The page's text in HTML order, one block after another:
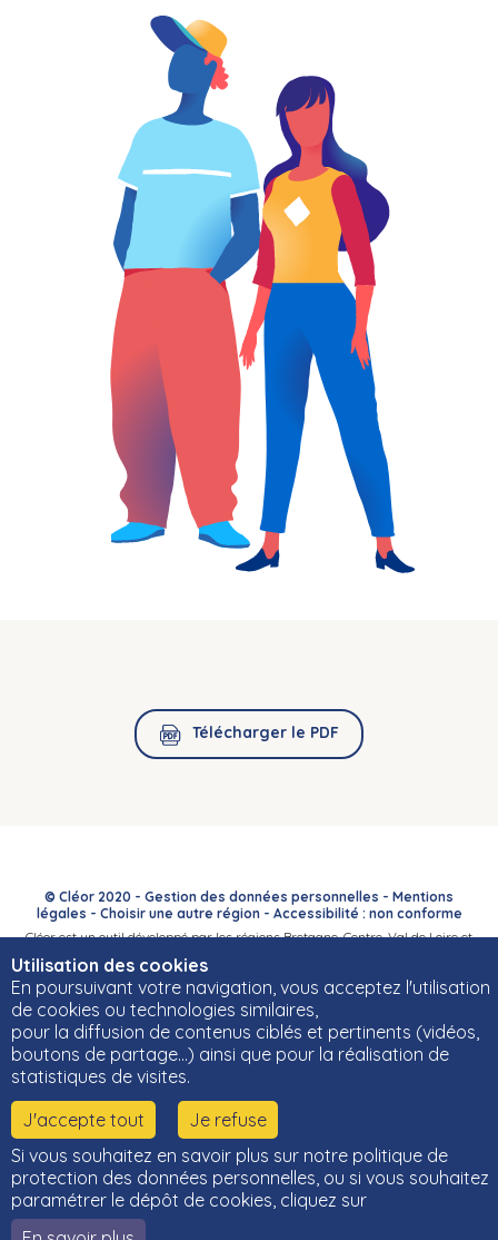
Utilisation des cookies
En poursuivant votre navigation, vous acceptez l'utilisation
de cookies ou technologies similaires,
pour la diffusion de contenus ciblés et pertinents (vidéos,
boutons de partage…) ainsi que pour la réalisation de
statistiques de visites.
J'accepte tout
Je refuse
Si vous souhaitez en savoir plus sur notre politique de
protection des données personnelles, ou si vous souhaitez
paramétrer le dépôt de cookies, cliquez sur
Télécharger le PDF
© Cléor 2020 - Gestion des données personnelles - Mentions
légales - Choisir une autre région- Accessibilité : non conforme
Cléor est un outil développé par les régions Bretagne, Centre-Val de Loire et